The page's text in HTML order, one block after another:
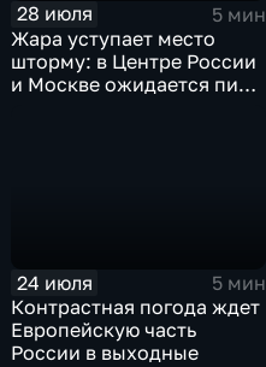
28 июля
5 мин
Жара уступает место
шторму: в Центре России
и Москве ожидается пик
24 июля
5 мин
Контрастная погода ждет
Европейскую часть
России в выходные